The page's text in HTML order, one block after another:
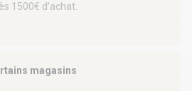
1500€ d’achat.
magasins